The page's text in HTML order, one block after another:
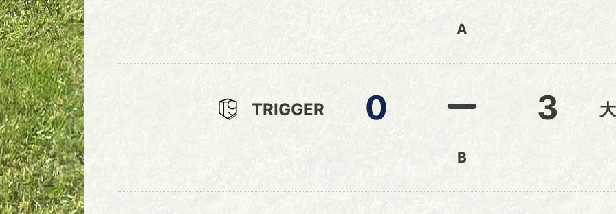
A
TRIGGER 0 3
B